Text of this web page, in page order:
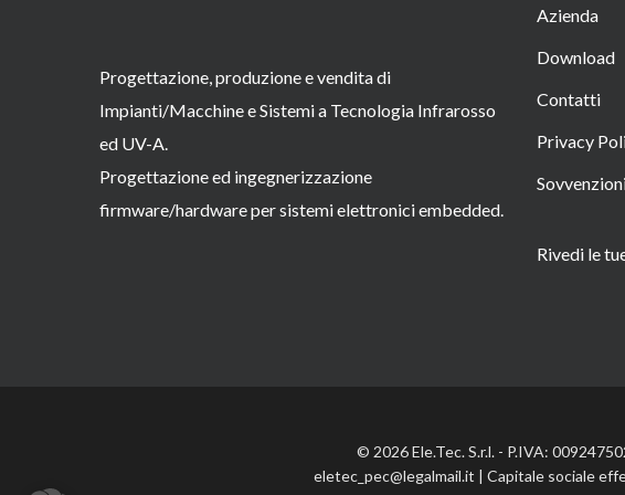
Progettazione, produzione e vendita di
Impianti/Macchine e Sistemi a Tecnologia Infrarosso
ed UV-A.
Progettazione ed ingegnerizzazione
firmware/hardware per sistemi elettronici embedded.
Azienda
Download
Contatti
Privacy
Rivedi le
© 2026 Ele.Tec. S.r.l. - P.IVA:
eletec_pec@legalmail.it | Capitale sociale